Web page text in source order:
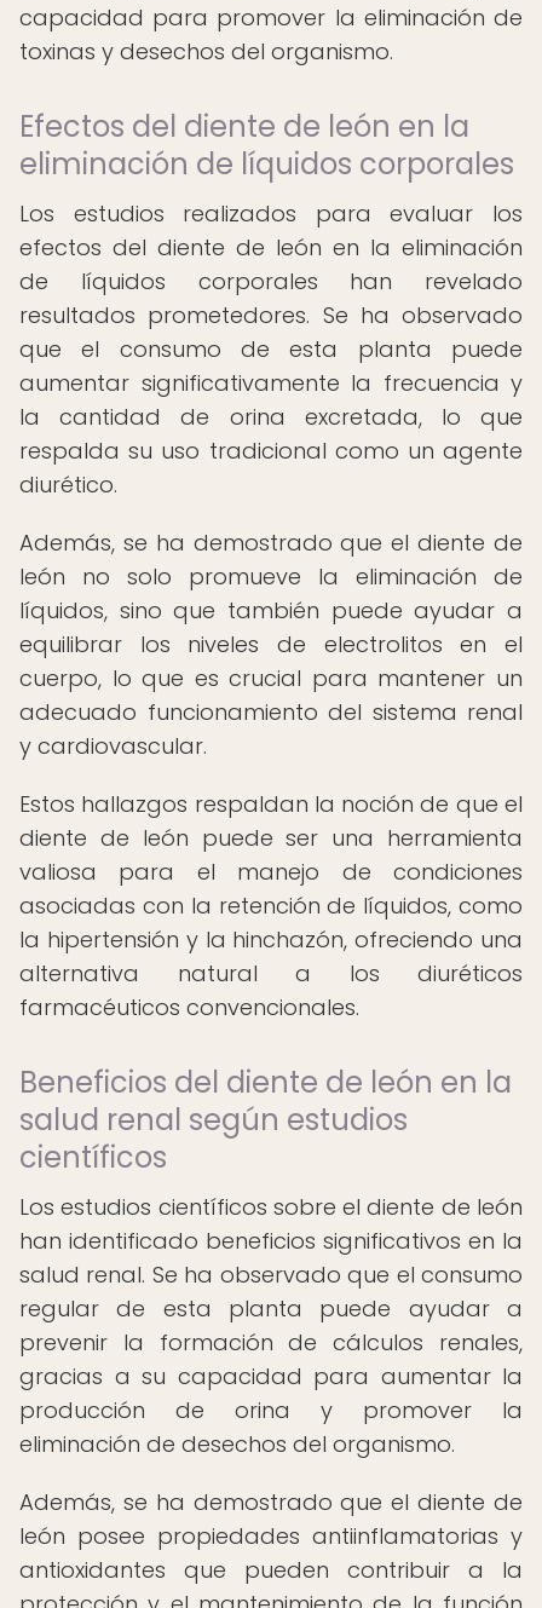
capacidad para promover la eliminación de
toxinas y desechos del organismo.
Efectos del diente de león en la
eliminación de líquidos corporales
Los estudios realizados para evaluar los
efectos del diente de león en la eliminación
de líquidos corporales han revelado
resultados prometedores. Se ha observado
que el consumo de esta planta puede
aumentar significativamente la frecuencia y
la cantidad de orina excretada, lo que
respalda su uso tradicional como un agente
diurético.
Además, se ha demostrado que el diente de
león no solo promueve la eliminación de
líquidos, sino que también puede ayudar a
equilibrar los niveles de electrolitos en el
cuerpo, lo que es crucial para mantener un
adecuado funcionamiento del sistema renal
y cardiovascular.
Estos hallazgos respaldan la noción de que el
diente de león puede ser una herramienta
valiosa para el manejo de condiciones
asociadas con la retención de líquidos, como
la hipertensión y la hinchazón, ofreciendo una
alternativa natural a los diuréticos
farmacéuticos convencionales.
Beneficios del diente de león en la
salud renal según estudios
científicos
Los estudios científicos sobre el diente de león
han identificado beneficios significativos en la
salud renal. Se ha observado que el consumo
regular de esta planta puede ayudar a
prevenir la formación de cálculos renales,
gracias a su capacidad para aumentar la
producción de orina y promover la
eliminación de desechos del organismo.
Además, se ha demostrado que el diente de
león posee propiedades antiinflamatorias y
antioxidantes que pueden contribuir a la